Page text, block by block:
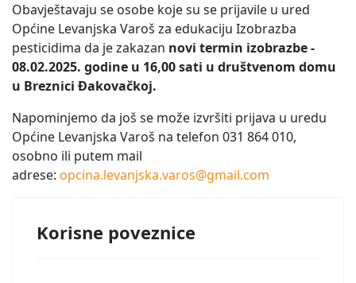
Obavještavaju se osobe koje su se prijavile u ured
Općine Levanjska Varoš za edukaciju Izobrazba
pesticidima da je zakazan novi termin izobrazbe -
08.02.2025. godine u 16,00 sati u društvenom domu
u Breznici Đakovačkoj.
Napominjemo da još se može izvršiti prijava u uredu
Općine Levanjska Varoš na telefon 031 864 010,
osobno ili putem mail
adrese: opcina.levanjska.varos@gmail.com
Korisne poveznice